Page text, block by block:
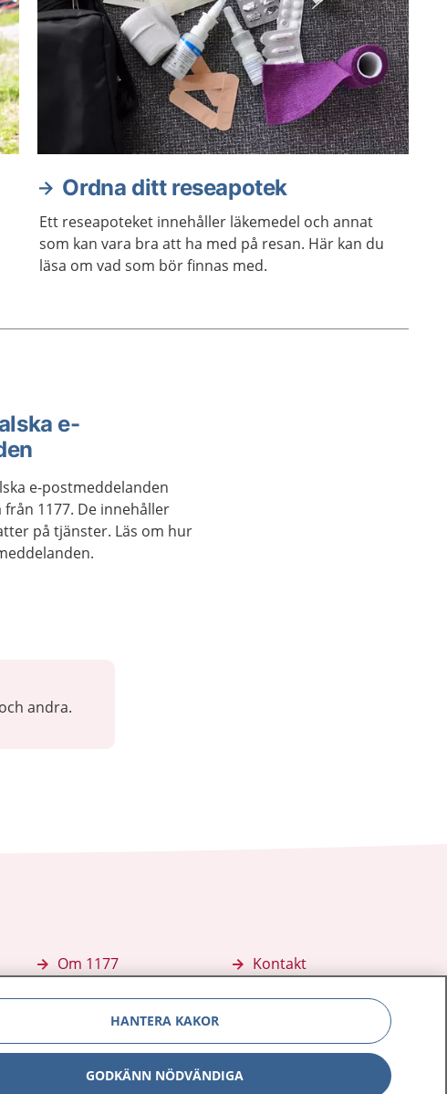
Ordna ditt reseapotek
Ett reseapoteket innehåller läkemedel och annat
som kan vara bra att ha med på resan. Här kan du
läsa om vad som bör finnas med.
e-
e-postmeddelanden
1177. De innehåller
på tjänster. Läs om hur
andra.
Om 1177
E-tjänster
Aktuellt
Kontakt
Press
Digital tillgänglighet
HANTERA KAKOR
GODKÄNN NÖDVÄNDIGA